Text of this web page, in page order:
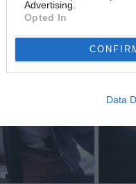
Advertising.
Opted In
Data